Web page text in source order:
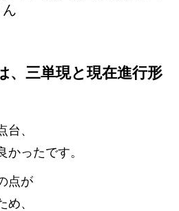
、三単現と現在進行形
、
かったです。
点が
、